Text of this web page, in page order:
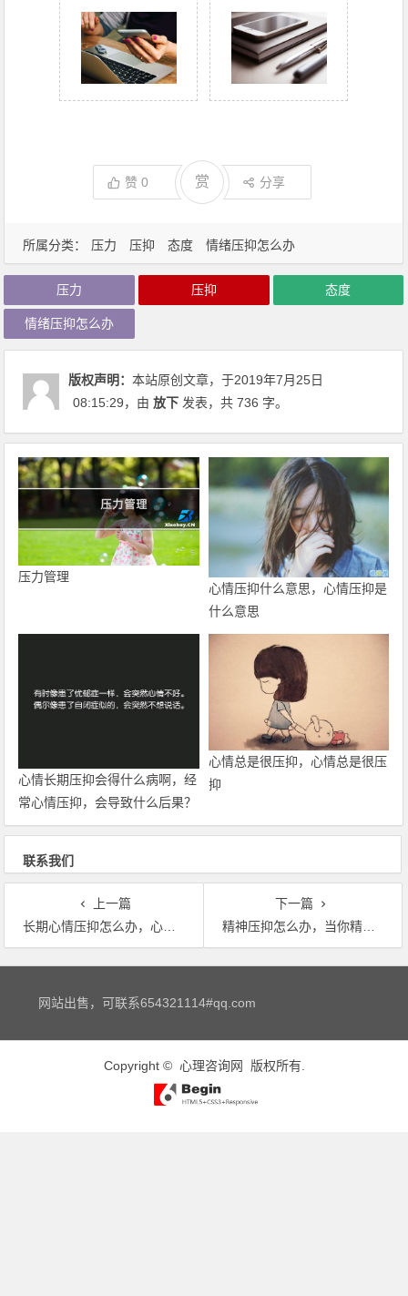
所属分类： 压力 压抑 态度 情绪压抑怎么办
赞0 赏 分享
压力 压抑 态度
情绪压抑怎么办
版权声明：本站原创文章，于2019年7月25日
08:15:29，由放下 发表，共 736 字。
压力管理
心情压抑什么意思，心情压抑是
什么意思
心情长期压抑会得什么病啊，经
常心情压抑，会导致什么后果？
心情总是很压抑，心情总是很压
抑
联系我们
上一篇
长期心情压抑怎么办，心情烦躁，长期心情压抑该怎么办
下一篇
精神压抑怎么办，当你精神感到很压抑的时候怎么办？？
文章导航
网站出售，可联系654321114#qq.com
Copyright © 心理咨询网 版权所有.